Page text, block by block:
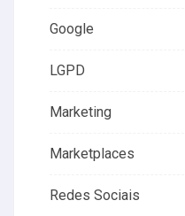
Google
LGPD
Marketing
Marketplaces
Redes Sociais